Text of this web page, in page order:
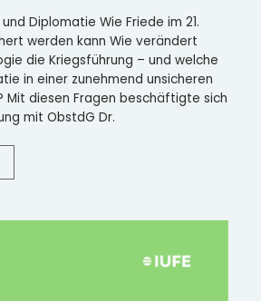
Diplomatie Wie Friede im 21.
werden kann Wie verändert
die Kriegsführung – und welche
in einer zunehmend unsicheren
Mit diesen Fragen beschäftigte sich
mit ObstdG Dr.